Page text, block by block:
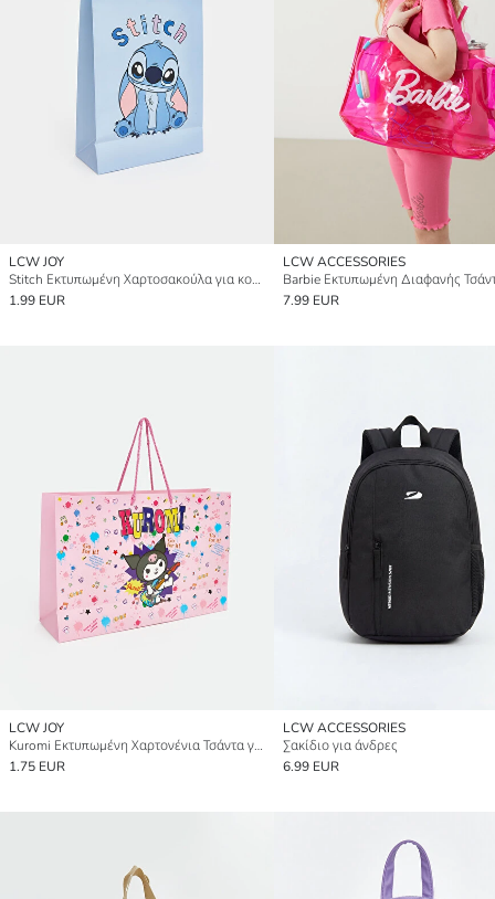
LCW JOY
Stitch Εκτυπωμένη Χαρτοσακούλα για κορίτσια
1.99 EUR
LCW ACCESSORIES
7.99 EUR
LCW JOY
Kuromi Εκτυπωμένη Χαρτονένια Τσάντα για Κορίτσια
1.75 EUR
LCW ACCESSORIES
Σακίδιο για άνδρες
6.99 EUR